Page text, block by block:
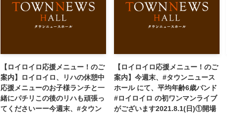
【ロイロイロ応援メニュー！のご
案内】ロイロイロ、リハの休憩中
応援メニューのお子様ランチと一
緒にパチリこの後のリハも頑張っ
てくださいーー今週末、#タウン
【ロイロイロ応援メニュー！のご
案内】今週末、#タウンニュース
ホール にて、平均年齢6歳バンド
#ロイロイロ の初ワンマンライブ
がございます2021.8.1(日)①開場